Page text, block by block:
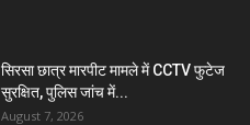
सिरसा छात्र मारपीट मामले में CCTV फुटेज
सुरक्षित, पुलिस जांच में...
August 7, 2026